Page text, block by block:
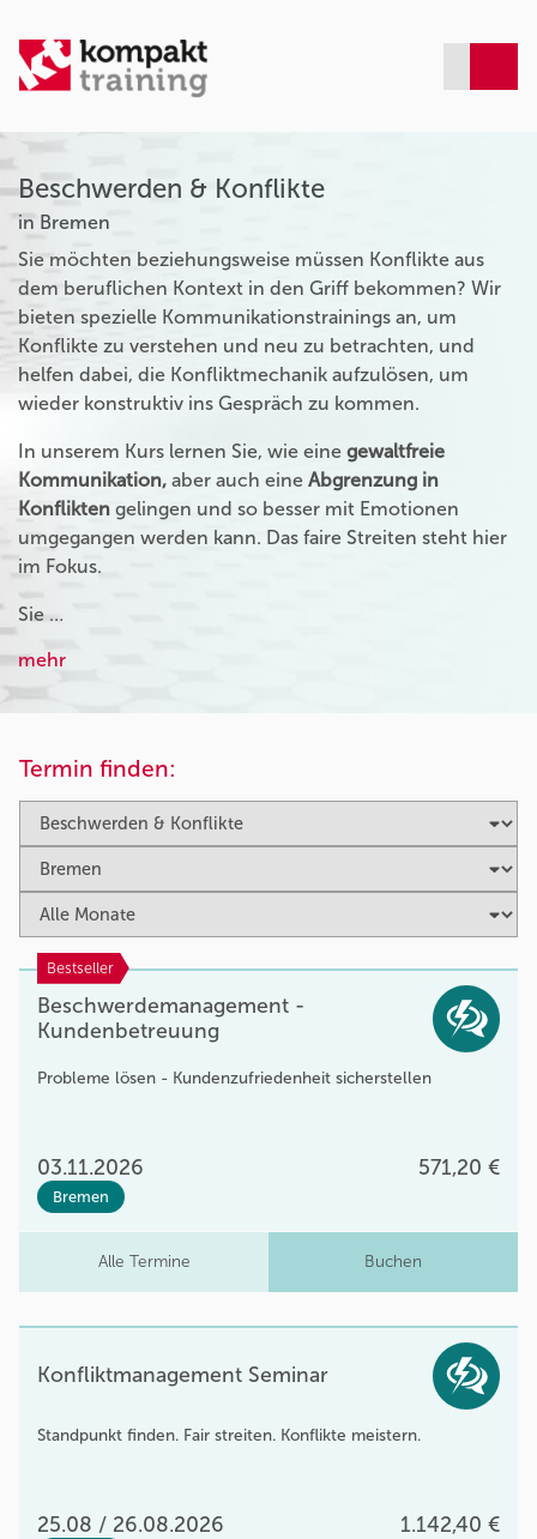
Beschwerden & Konflikte
in Bremen
Sie möchten beziehungsweise müssen Konflikte aus
dem beruflichen Kontext in den Griff bekommen? Wir
bieten spezielle Kommunikationstrainings an, um
Konflikte zu verstehen und neu zu betrachten, und
helfen dabei, die Konfliktmechanik aufzulösen, um
wieder konstruktiv ins Gespräch zu kommen.
In unserem Kurs lernen Sie, wie eine gewaltfreie
Kommunikation, aber auch eine Abgrenzung in
Konflikten gelingen und so besser mit Emotionen
umgegangen werden kann. Das faire Streiten steht hier
im Fokus.
Sie …
mehr
Termin finden:
Bestseller
Beschwerdemanagement -
Kundenbetreuung
Probleme lösen - Kundenzufriedenheit sicherstellen
03.11.2026 571,20 €
Bremen
Alle Termine Buchen
Konfliktmanagement Seminar
Standpunkt finden. Fair streiten. Konflikte meistern.
25.08 / 26.08.2026 1.142,40 €